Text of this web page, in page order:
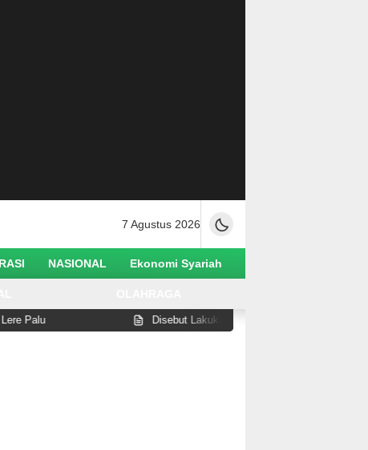
7 Agustus 2026
NASIONAL Ekonomi Syariah
Disebut Lakukan Pelanggaran di Pantai Watusampu,